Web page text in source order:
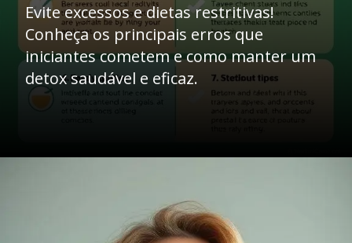
Evite excessos e dietas restritivas!
Conheça os principais erros que
iniciantes cometem e como manter um
detox saudável e eficaz.